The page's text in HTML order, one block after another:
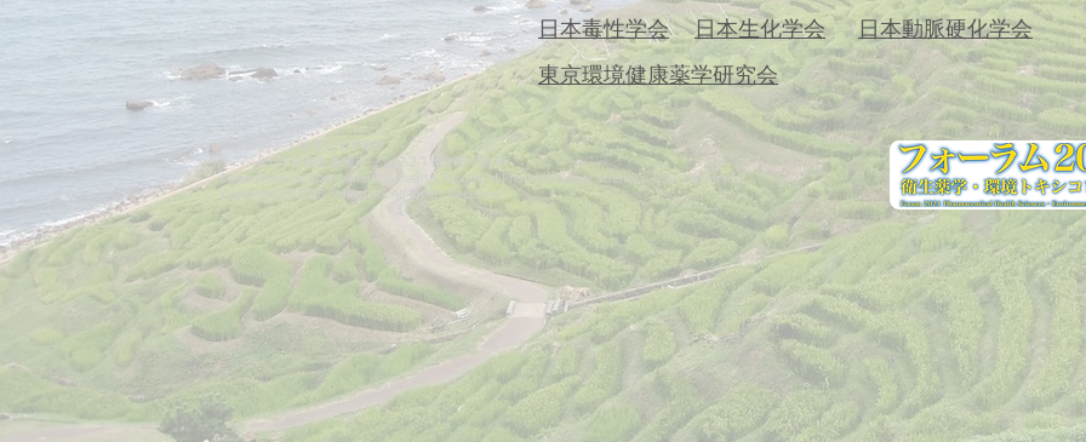
日本毒性学会 日本生化学会
日本動脈硬化学会
​東京環境健康薬学研究会
東邦大学 薬学部 衛生化学教室
〒274-8510 千葉県 船橋市 三山 2-2-1 薬学部 D館 3F
Department of Environmental Health, Faculty of Pharmaceutical Sciences, Toho University.
Copyright (c) 2026 Chika Lab. All Rights Reserved.